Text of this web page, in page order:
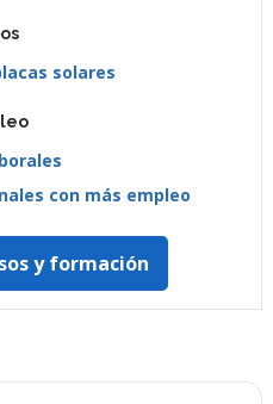
solares
con más empleo
y formación